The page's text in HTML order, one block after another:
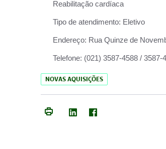
Reabilitação cardíaca
Tipo de atendimento: Eletivo
Endereço: Rua Quinze de
Telefone: (021) 3587-4588 / 3587-
NOVAS AQUISIÇÕES